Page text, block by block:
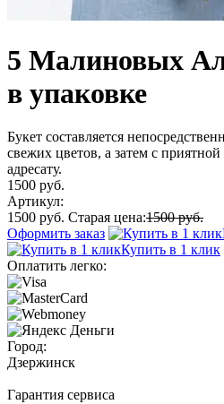
5 Малиновых
в упаковке
Букет составляется
свежих цветов, а затем с
адресату.
1500 руб.
Артикул:
1500 руб. Старая цена:1500 руб.
Оформить заказ
Купить в 1 клик
Оплатить легко:
Город:
Дзержинск
Гарантия сервиса